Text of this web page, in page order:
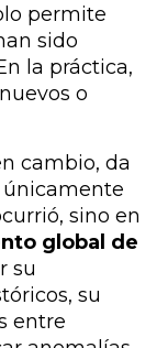
permite
sido
la práctica,
o
cambio, da
únicamente
sino en
global de
su
su
entre